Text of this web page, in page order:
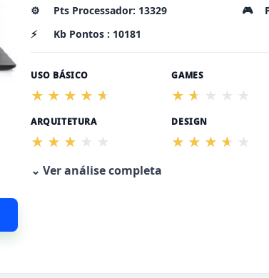
⚙️ Pts Processador: 13329 🎮
⚡
Kb Pontos : 10181
USO BÁSICO GAMES
ARQUITETURA DESIGN
⌄ Ver análise completa